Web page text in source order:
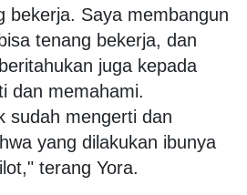
bekerja. Saya membangun
tenang bekerja, dan
juga kepada
dan memahami.
sudah mengerti dan
yang dilakukan ibunya
terang Yora.